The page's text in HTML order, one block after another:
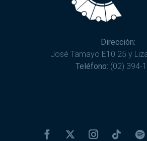
Dirección:
José Tamayo E10 25 y
Teléfono: (02) 394-